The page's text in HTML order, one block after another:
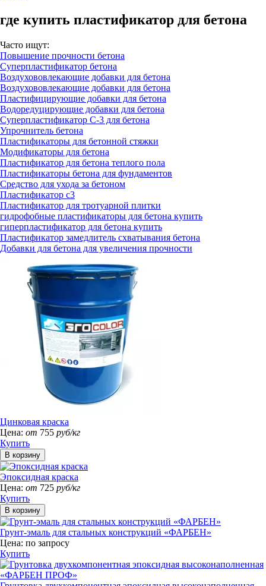
где купить пластификатор для бетона
Часто ищут:
Повышение прочности бетона
Суперпластификатор бетона
Воздухововлекающие добавки для бетона
Воздухововлекающие добавки для бетона
Пластифицирующие добавки для бетона
Водоредуцирующие добавки для бетона
Суперпластификатор С-3 для бетона
Упрочнитель бетона
Пластификаторы для бетонной стяжки
Модификаторы для бетона
Пластификатор для бетона теплого пола
Пластификаторы бетона для фундаментов
Средство для ухода за бетоном
Пластификатор с3
Пластификатор для тротуарной плитки
гидрофобные пластификаторы для бетона купить
гиперпластификатор для бетона купить
Пластификатор замедлитель схватывания бетона
Добавки для бетона для увеличения прочности
Цинковая краска
Цена: от 755 руб/кг
Купить
Эпоксидная краска
Цена: от 725 руб/кг
Купить
Грунт-эмаль для стальных конструкций «ФАРБЕН»
Цена: по запросу
Купить